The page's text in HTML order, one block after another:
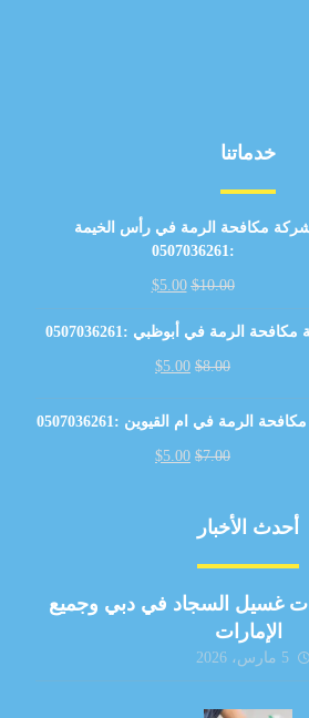
خدماتنا
مكافحة الرمة في رأس الخيمة
:0507036261
$10.00
$5.00
الرمة في أبوظبي :0507036261
$8.00
$5.00
الرمة في ام القيوين :0507036261
$7.00
$5.00
أحدث الأخبار
غسيل السجاد في دبي وجميع
الإمارات
5 مارس، 2026